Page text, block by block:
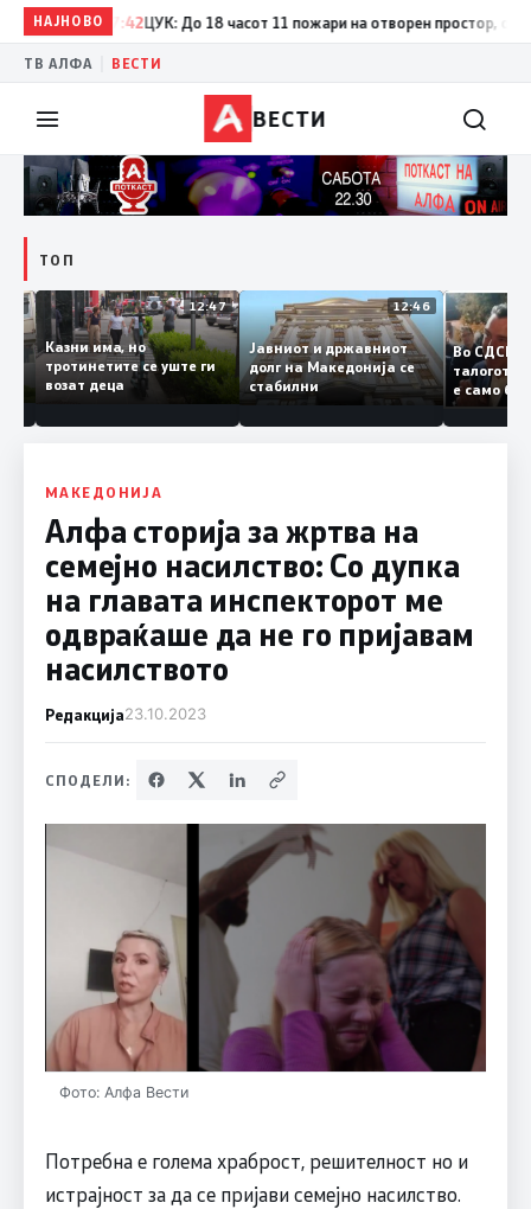
НАЈНОВО
17:42 ЦУК: До 18 часот 11 пожари на отворен простор, од кои
ТВ АЛФА ВЕСТИ
ВЕСТИ
ТОП
12:50
и
12:47
Казни има, но
тротинетите се уште ги
возат деца
12:46
Јавниот и државниот
долг на Македонија се
стабилни
Во
е само
копија
Заев
МАКЕДОНИЈА
Алфа сторија за жртва на
семејно насилство: Со дупка
на главата инспекторот ме
одвраќаше да не го пријавам
насилството
Редакција23.10.2023
СПОДЕЛИ:
Фото: Алфа Вести
Потребна е голема храброст, решителност но и
истрајност за да се пријави семејно насилство.